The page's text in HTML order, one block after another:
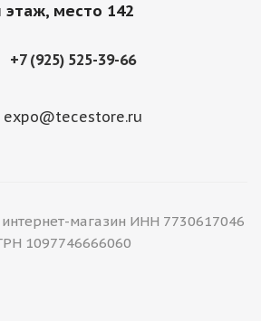
этаж, место 142
+7 (925) 525-39-66
expo@tecestore.ru
магазин ИНН 7730617046
1097746666060